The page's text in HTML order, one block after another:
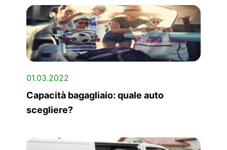
01.03.2022
Capacità bagagliaio: quale auto
scegliere?